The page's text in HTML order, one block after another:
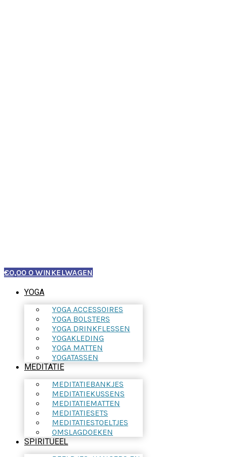
€0,00 0 WINKELWAGEN
YOGA
YOGA ACCESSOIRES
YOGA BOLSTERS
YOGA DRINKFLESSEN
YOGAKLEDING
YOGA MATTEN
YOGATASSEN
MEDITATIE
MEDITATIEBANKJES
MEDITATIEKUSSENS
MEDITATIEMATTEN
MEDITATIESETS
MEDITATIESTOELTJES
OMSLAGDOEKEN
SPIRITUEEL